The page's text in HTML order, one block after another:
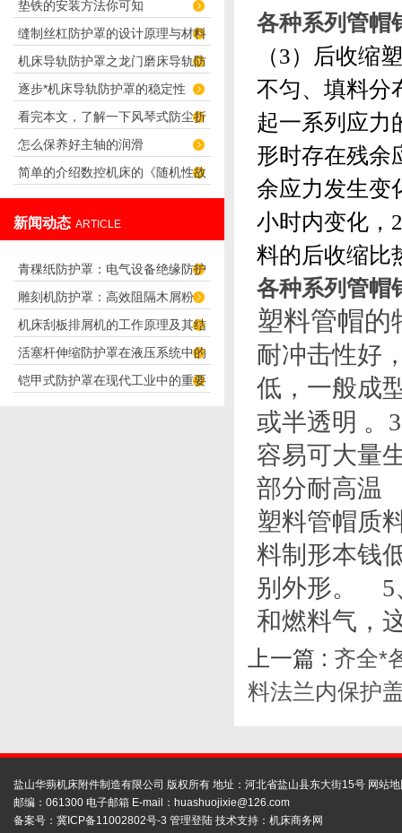
优势
垫铁的安装方法你可知
缝制丝杠防护罩的设计原理与材料
选择
机床导轨防护罩之龙门磨床导轨防
护罩的设计
逐步*机床导轨防护罩的稳定性
看完本文，了解一下风琴式防尘折
布的产品特点
怎么保养好主轴的润滑
简单的介绍数控机床的《随机性故
新闻动态 ARTICLE
青稞纸防护罩：电气设备绝缘防护
专用方案
雕刻机防护罩：高效阻隔木屑粉
尘，守护设备精度与安全
机床刮板排屑机的工作原理及其结
构分析
活塞杆伸缩防护罩在液压系统中的
应用
铠甲式防护罩在现代工业中的重要
各种系列管帽
（3）
后收缩
不匀、填料分
起一系列应力
形时存在残余
余应力发生变
小时内变化，
料的后收缩比
各种系列管帽
塑料管帽的
耐冲击性好
低 ， 一般成
或半透明 。
容易可大量
部分耐高温
塑料管帽质
料制形本钱
别外形。 5
和燃料气，
上一篇 : 齐全*
料法兰内保护
盐山华蒴机床附件制造有限公司 版权所有 地址：河北省盐山县东大街15号 网站
邮编：061300 电子邮箱 E-mail： huashuojixie@126.com
备案号： 冀ICP备11002802号-3 管理登陆 技术支持： 机床商务网